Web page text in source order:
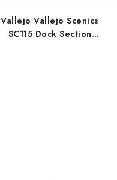
Vallejo Vallejo Scenics
SC115 Dock Section